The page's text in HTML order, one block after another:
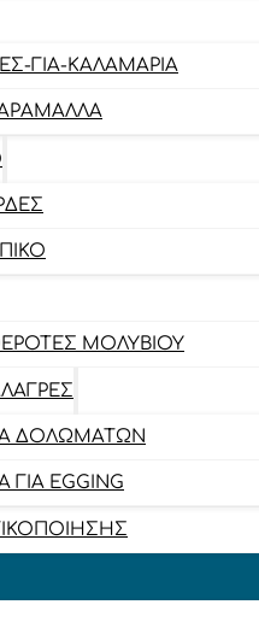
ΓΙΑ-ΚΑΛΑΜΆΡΙΑ
ΜΟΛΥΒΙΟΎ
ΔΟΛΩΜΆΤΩΝ
ΓΙΑ EGGING